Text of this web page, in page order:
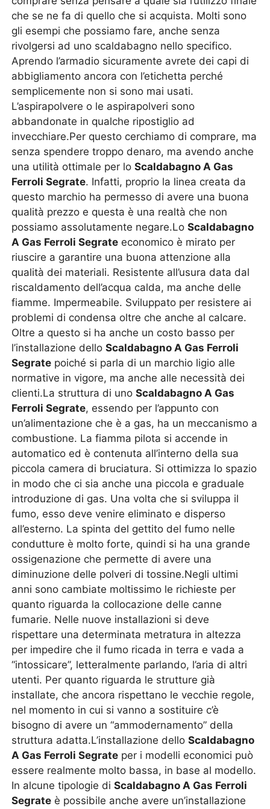
che se ne fa di quello che si acquista. Molti sono
gli esempi che possiamo fare, anche senza
rivolgersi ad uno scaldabagno nello specifico.
Aprendo l’armadio sicuramente avrete dei capi di
abbigliamento ancora con l’etichetta perché
semplicemente non si sono mai usati.
L’aspirapolvere o le aspirapolveri sono
abbandonate in qualche ripostiglio ad
invecchiare.Per questo cerchiamo di comprare, ma
senza spendere troppo denaro, ma avendo anche
una utilità ottimale per loScaldabagno A Gas
Ferroli Segrate. Infatti, proprio la linea creata da
questo marchio ha permesso di avere una buona
qualità prezzo e questa è una realtà che non
possiamo assolutamente negare.LoScaldabagno
A Gas Ferroli Segrate economico è mirato per
riuscire a garantire una buona attenzione alla
qualità dei materiali. Resistente all’usura data dal
riscaldamento dell’acqua calda, ma anche delle
fiamme. Impermeabile. Sviluppato per resistere ai
problemi di condensa oltre che anche al calcare.
Oltre a questo si ha anche un costo basso per
l’installazione delloScaldabagno A Gas Ferroli
Segrate poiché si parla di un marchio ligio alle
normative in vigore, ma anche alle necessità dei
clienti.La struttura di unoScaldabagno A Gas
Ferroli Segrate, essendo per l’appunto con
un’alimentazione che è a gas, ha un meccanismo a
combustione. La fiamma pilota si accende in
automatico ed è contenuta all’interno della sua
piccola camera di bruciatura. Si ottimizza lo spazio
in modo che ci sia anche una piccola e graduale
introduzione di gas. Una volta che si sviluppa il
fumo, esso deve venire eliminato e disperso
all’esterno. La spinta del gettito del fumo nelle
condutture è molto forte, quindi si ha una grande
ossigenazione che permette di avere una
diminuzione delle polveri di tossine.Negli ultimi
anni sono cambiate moltissimo le richieste per
quanto riguarda la collocazione delle canne
fumarie. Nelle nuove installazioni si deve
rispettare una determinata metratura in altezza
per impedire che il fumo ricada in terra e vada a
“intossicare”, letteralmente parlando, l’aria di altri
utenti. Per quanto riguarda le strutture già
installate, che ancora rispettano le vecchie regole,
nel momento in cui si vanno a sostituire c’è
bisogno di avere un “ammodernamento” della
struttura adatta.L’installazione delloScaldabagno
A Gas Ferroli Segrate per i modelli economici può
essere realmente molto bassa, in base al modello.
In alcune tipologie diScaldabagno A Gas Ferroli
Segrate è possibile anche avere un’installazione